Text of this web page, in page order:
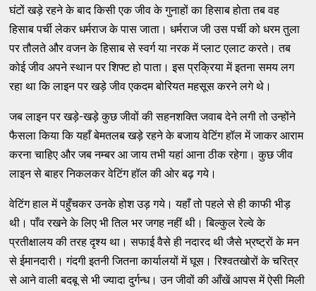
घंटों खड़े रहने के बाद किसी एक जीव के गुनाहों का हिसाब होता तब वह
हिसाब पर्ची लेकर धर्मराज के पास जाता। धर्मराज जी उस पर्ची को धरम तुला
पर तौलते और वजन के हिसाब से स्‍वर्ग या नरक में प्‍लाट एलाट करते। तब
कोई जीव अपने स्‍थान पर शिफ्‍ट हो पाता। इस प्रक्रिया में इतना समय लग
रहा था कि लाइन पर खड़े जीव एकदम बोरियत महसूस करने लगे थे।
जब लाइन पर खड़े-खड़े कुछ जीवों की सहनशक्‍ति जवाब देने लगी तो उन्‍होंने
फैसला किया कि यहाँ बेमतलब खड़े रहने के बजाय वेटिंग हॉल में जाकर आराम
करना चाहिए और जब नम्‍बर आ जाय तभी यहां आना ठीक रहेगा। कुछ जीव
लाइन से बाहर निकलकर वेटिंग हॉल की ओर बढ़ गये।
वेटिंग हाल में पहुँचकर उनके होश उड़ गये। यहाँ तो पहले से ही काफी भीड़
थी। पाँव रखने के लिए भी तिल भर जगह नहीं थी। बिल्‍कुल रेल्‍वे के
प्रतीक्षालय की तरह दृश्‍य था। सफाई वैसे ही नदारद थी जैसे भ्रष्‍ट्रों के मन
से ईमानदारी। गंदगी इतनी जितना कार्यालयों में घूस। रिश्‍वतखोरों के चरित्र
से आने वाली बदबू से भी ज्‍यादा दुर्गन्‍ध। उन जीवों की आँखें आपस में ऐसी मिली